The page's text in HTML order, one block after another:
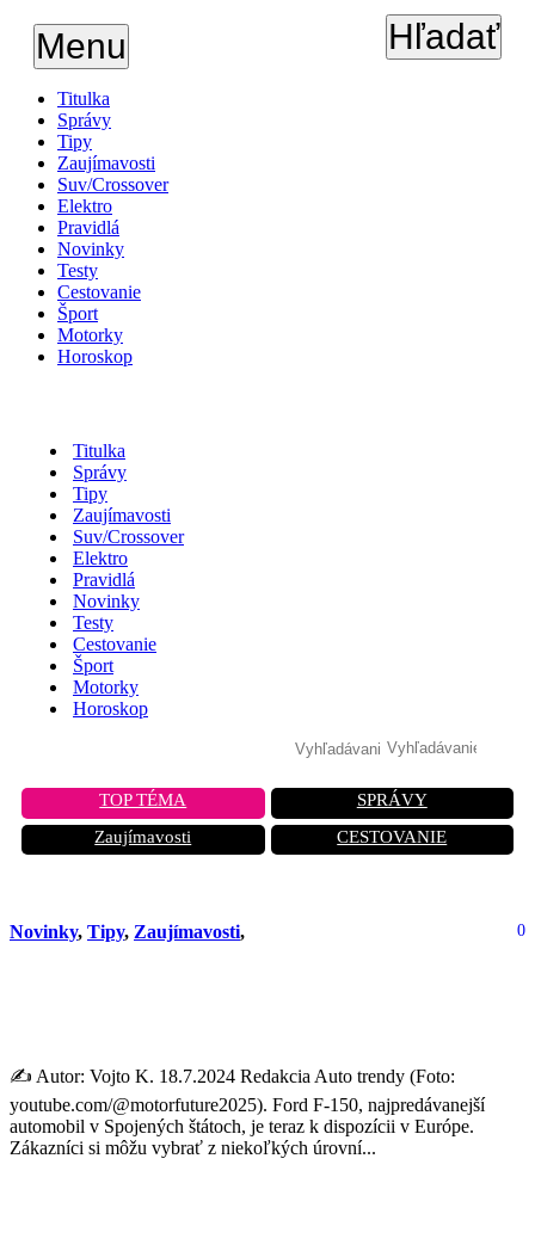
Menu Hľadať
Titulka
Správy
Tipy
Zaujímavosti
Suv/Crossover
Elektro
Pravidlá
Novinky
Testy
Cestovanie
Šport
Motorky
Horoskop
Titulka
Správy
Tipy
Zaujímavosti
Suv/Crossover
Elektro
Pravidlá
Novinky
Testy
Cestovanie
Šport
Motorky
Horoskop
TOP TÉMA
SPRÁVY
Zaujímavosti
CESTOVANIE
Novinky, Tipy, Zaujímavosti, 0
✍️ Autor: Vojto K. 18.7.2024 Redakcia Auto trendy (Foto:
youtube.com/@motorfuture2025). Ford F-150, najpredávanejší
automobil v Spojených štátoch, je teraz k dispozícii v Európe.
Zákazníci si môžu vybrať z niekoľkých úrovní...